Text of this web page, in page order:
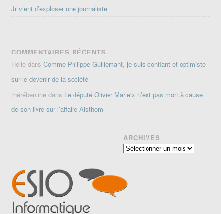
Jr vient d’exploser une journaliste
COMMENTAIRES RÉCENTS
Helie dansComme Philippe Guillemant, je suis confiant et optimiste
sur le devenir de la société
thérébentine dans Le député Olivier Marleix n’est pas mort à cause
de son livre sur l’affaire Alsthom
ARCHIVES
Archives